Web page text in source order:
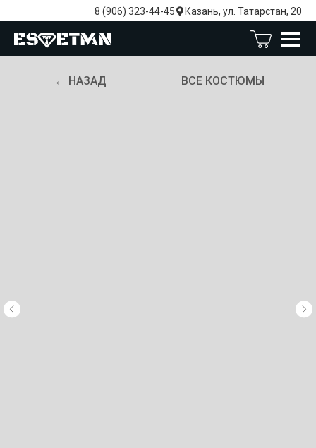
8 (906) 323-44-45 Казань, ул. Татарстан, 20
ВСЕ КОСТЮМЫ
← НАЗАД